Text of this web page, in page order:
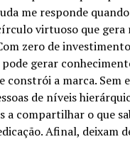
me responde
virtuoso que gera
zero de
gerar
constrói a marca. Sem
de níveis
a compartilhar o que
Afinal, deixam